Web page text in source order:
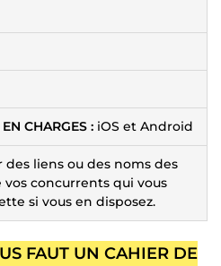
CHARGES : iOS et Android
des liens ou des noms des
concurrents qui vous
si vous en disposez.
FAUT UN CAHIER DE